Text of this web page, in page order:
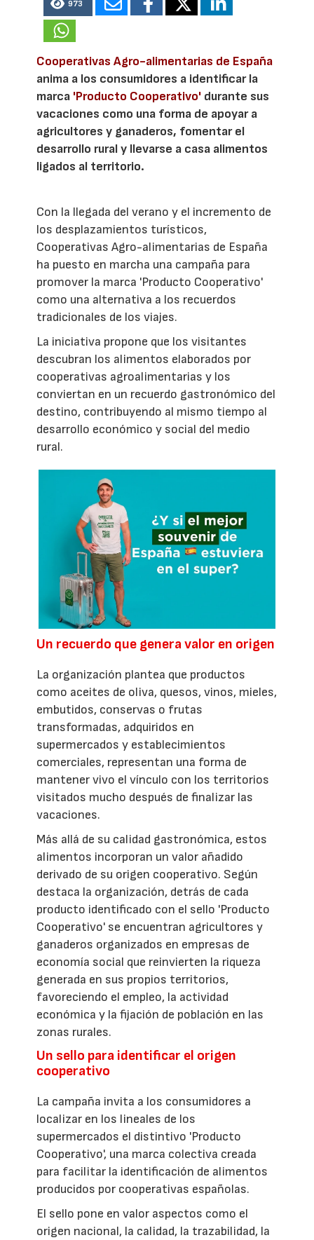
973
Cooperativas Agro-alimentarias de España
anima a los consumidores a identificar la
marca 'Producto Cooperativo' durante sus
vacaciones como una forma de apoyar a
agricultores y ganaderos, fomentar el
desarrollo rural y llevarse a casa alimentos
ligados al territorio.
Con la llegada del verano y el incremento de
los desplazamientos turísticos,
Cooperativas Agro-alimentarias de España
ha puesto en marcha una campaña para
promover la marca 'Producto Cooperativo'
como una alternativa a los recuerdos
tradicionales de los viajes.
La iniciativa propone que los visitantes
descubran los alimentos elaborados por
cooperativas agroalimentarias y los
conviertan en un recuerdo gastronómico del
destino, contribuyendo al mismo tiempo al
desarrollo económico y social del medio
rural.
Un recuerdo que genera valor en origen
La organización plantea que productos
como aceites de oliva, quesos, vinos, mieles,
embutidos, conservas o frutas
transformadas, adquiridos en
supermercados y establecimientos
comerciales, representan una forma de
mantener vivo el vínculo con los territorios
visitados mucho después de finalizar las
vacaciones.
Más allá de su calidad gastronómica, estos
alimentos incorporan un valor añadido
derivado de su origen cooperativo. Según
destaca la organización, detrás de cada
producto identificado con el sello 'Producto
Cooperativo' se encuentran agricultores y
ganaderos organizados en empresas de
economía social que reinvierten la riqueza
generada en sus propios territorios,
favoreciendo el empleo, la actividad
económica y la fijación de población en las
zonas rurales.
Un sello para identificar el origen
cooperativo
La campaña invita a los consumidores a
localizar en los lineales de los
supermercados el distintivo 'Producto
Cooperativo', una marca colectiva creada
para facilitar la identificación de alimentos
producidos por cooperativas españolas.
El sello pone en valor aspectos como el
origen nacional, la calidad, la trazabilidad, la